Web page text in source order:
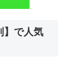
】で人気